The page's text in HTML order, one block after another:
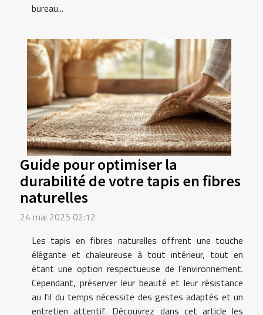
bureau...
Guide pour optimiser la
durabilité de votre tapis en fibres
naturelles
24 mai 2025 02:12
Les tapis en fibres naturelles offrent une touche
élégante et chaleureuse à tout intérieur, tout en
étant une option respectueuse de l’environnement.
Cependant, préserver leur beauté et leur résistance
au fil du temps nécessite des gestes adaptés et un
entretien attentif. Découvrez dans cet article les